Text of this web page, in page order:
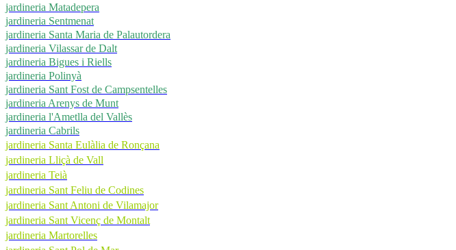
jardineria Matadepera
jardineria Sentmenat
jardineria Santa Maria de Palautordera
jardineria Vilassar de Dalt
jardineria Bigues i Riells
jardineria Polinyà
jardineria Sant Fost de Campsentelles
jardineria Arenys de Munt
jardineria l'Ametlla del Vallès
jardineria Cabrils
jardineria Santa Eulàlia de Ronçana
jardineria Lliçà de Vall
jardineria Teià
jardineria Sant Feliu de Codines
jardineria Sant Antoni de Vilamajor
jardineria Sant Vicenç de Montalt
jardineria Martorelles